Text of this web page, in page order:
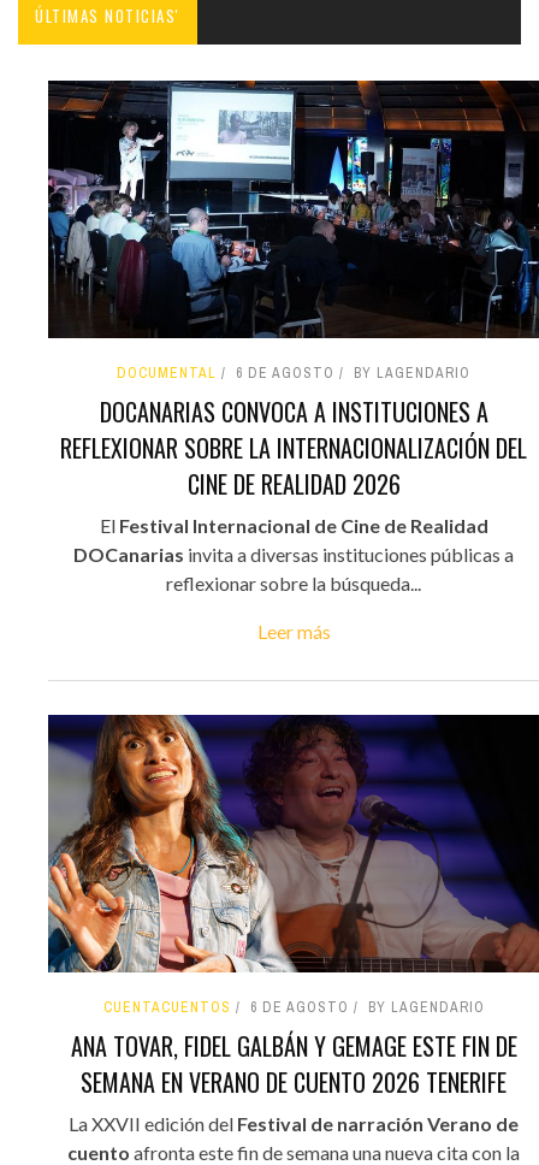
ÚLTIMAS NOTICIAS'
DOCUMENTAL 6 DE AGOSTO BY LAGENDARIO
DOCANARIAS CONVOCA A INSTITUCIONES A
REFLEXIONAR SOBRE LA INTERNACIONALIZACIÓN DEL
CINE DE REALIDAD 2026
El Festival Internacional de Cine de Realidad
DOCanarias invita a diversas instituciones públicas a
reflexionar sobre la búsqueda...
Leer más
CUENTACUENTOS 6 DE AGOSTO BY LAGENDARIO
ANA TOVAR, FIDEL GALBÁN Y GEMAGE ESTE FIN DE
SEMANA EN VERANO DE CUENTO 2026 TENERIFE
La XXVII edición del Festival de narración Verano de
cuento afronta este fin de semana una nueva cita con la